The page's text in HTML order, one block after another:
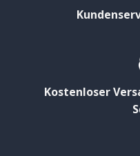
Kostenloser